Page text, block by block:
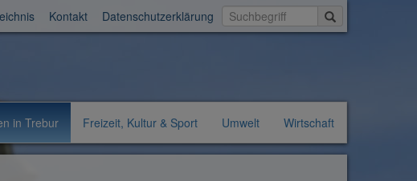
Kontakt Datenschutzerklärung
in Trebur Freizeit, Kultur & Sport Umwelt Wirtschaft